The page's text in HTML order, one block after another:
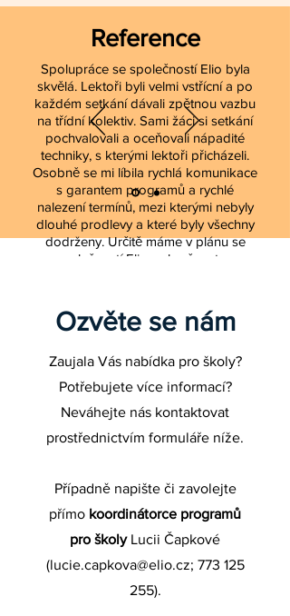
Reference
Spolupráce se společností Elio byla
skvělá. Lektoři byli velmi vstřícní a po
každém setkání dávali zpětnou vazbu
na třídní kolektiv. Sami žáci si setkání
pochvalovali a oceňovali nápadité
techniky, s kterými lektoři přicházeli.
Osobně se mi líbila rychlá komunikace
s garantem programů a rychlé
nalezení termínů, mezi kterými nebyly
dlouhé prodlevy a které byly všechny
dodrženy. Určitě máme v plánu se
společností Elio pokračovat ve
prevence COPAG
Ozvěte se nám
Zaujala Vás nabídka pro školy?
Potřebujete více informací?
Neváhejte nás kontaktovat
prostřednictvím formuláře níže.
Případně napište či zavolejte
přímo koordinátorce programů
pro školyLucii Čapkové
(lucie.capkova@elio.cz; 773 125
255).